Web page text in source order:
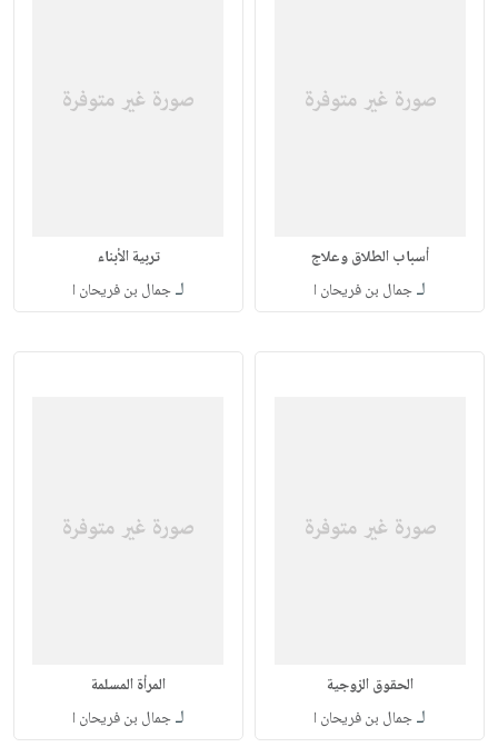
أسباب الطلاق وعلاج
لـجمال بن فريحان ا
تربية الأبناء
لـجمال بن فريحان ا
الحقوق الزوجية
لـجمال بن فريحان ا
المرأة المسلمة
لـجمال بن فريحان ا